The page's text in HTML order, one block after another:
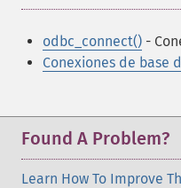
odbc_connect() -
Conexiones de base
Found A Problem?
Learn How To Improve